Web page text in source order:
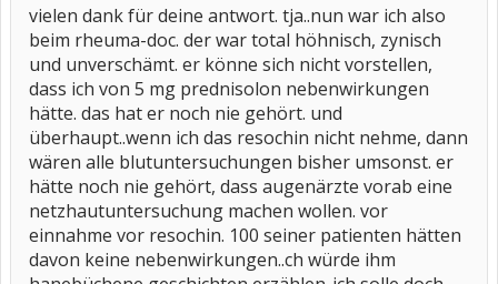
vielen dank für deine antwort. tja..nun war ich also
beim rheuma-doc. der war total höhnisch, zynisch
und unverschämt. er könne sich nicht vorstellen,
dass ich von 5 mg prednisolon nebenwirkungen
hätte. das hat er noch nie gehört. und
überhaupt..wenn ich das resochin nicht nehme, dann
wären alle blutuntersuchungen bisher umsonst. er
hätte noch nie gehört, dass augenärzte vorab eine
netzhautuntersuchung machen wollen. vor
einnahme vor resochin. 100 seiner patienten hätten
davon keine nebenwirkungen..ch würde ihm